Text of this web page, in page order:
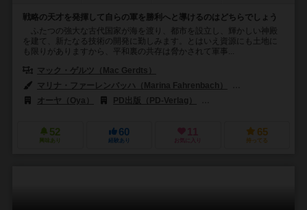
戦略の天才を発揮して自らの軍を勝利へと導けるのはどちらでしょう
ふたつの強大な古代国家が海を渡り、都市を設立し、輝かしい神殿
を建て、新たなる技術の開発に勤しみます。とはいえ資源にも土地に
も限りがありますから、平和裏の共存は脅かされて軍事...
マック・ゲルツ（Mac Gerdts）
マリナ・ファーレンバッハ（Marina Fahrenbach）
オーヤ（Oya）
PD出版（PD-Verlag）
52
興味あり
60
経験あり
11
お気に入り
65
持ってる